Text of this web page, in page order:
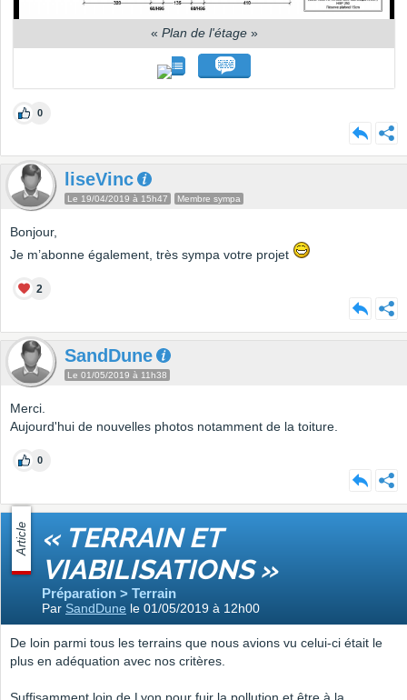
« Plan de l'étage»
0
liseVinc
Le 19/04/2019 à 15h47 Membre sympa
Bonjour,
Je m’abonne également, très sympa votre projet
2
SandDune
Le 01/05/2019 à 11h38
Merci.
Aujourd'hui de nouvelles photos notamment de la toiture.
0
Article « TERRAIN ET
VIABILISATIONS »
Préparation > Terrain
Par SandDune le 01/05/2019 à 12h00
De loin parmi tous les terrains que nous avions vu celui-ci était le
plus en adéquation avec nos critères.